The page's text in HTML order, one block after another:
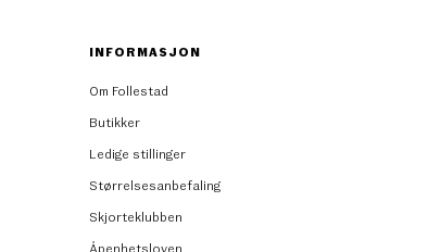
INFORMASJON
Om Follestad
Butikker
Ledige stillinger
Størrelsesanbefaling
Skjorteklubben
Åpenhetsloven